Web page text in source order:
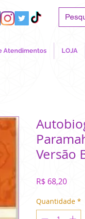
Atendimentos LOJA
Versão
R$ 68,20Preço
Quantidade *